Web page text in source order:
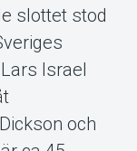
slottet stod
Israel
och